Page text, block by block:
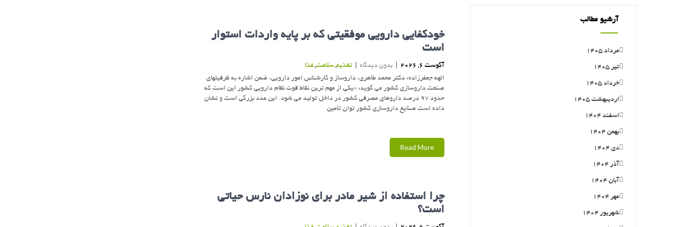
خودکفایی دارویی موفقیتی که بر پایه واردات استوار
است
آگوست 6, 2026 بدون دیدگاه تغذیه, سلامت, غذا
الهه جعفرزاده: دکتر محمد طاهری، داروساز و کارشناس امور دارویی، ضمن اشاره به ظرفیتهای
صنعت داروسازی کشور می گوید: «یکی از مهم ترین نقاط قوت نظام دارویی کشور این است که
حدود ۹۷ درصد داروهای مصرفی کشور در داخل تولید می شود. این عدد بزرگی است و نشان
داده است صنایع داروسازی کشور توان تأمین
Read More
چرا استفاده از شیر مادر برای نوزادان نارس حیاتی
است؟
آرشیو مطالب
مرداد ۱۴۰۵
تیر ۱۴۰۵
خرداد ۱۴۰۵
اردیبهشت ۱۴۰۵
اسفند ۱۴۰۴
بهمن ۱۴۰۴
دی ۱۴۰۴
آذر ۱۴۰۴
آبان ۱۴۰۴
مهر ۱۴۰۴
شهریور ۱۴۰۴